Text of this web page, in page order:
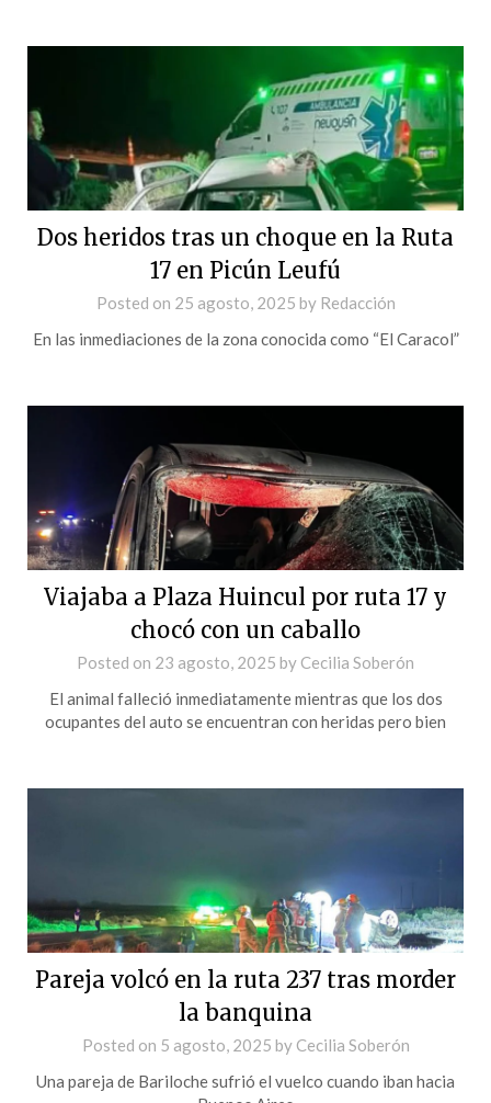
Dos heridos tras un choque en la Ruta
17 en Picún Leufú
Posted on 25 agosto, 2025 by Redacción
En las inmediaciones de la zona conocida como “El Caracol”
Viajaba a Plaza Huincul por ruta 17 y
chocó con un caballo
Posted on 23 agosto, 2025 by Cecilia Soberón
El animal falleció inmediatamente mientras que los dos
ocupantes del auto se encuentran con heridas pero bien
Pareja volcó en la ruta 237 tras morder
la banquina
Posted on 5 agosto, 2025 by Cecilia Soberón
Una pareja de Bariloche sufrió el vuelco cuando iban hacia